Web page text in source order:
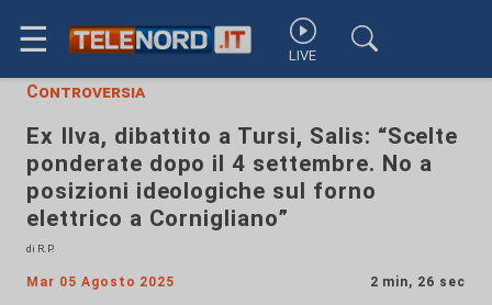
☰ LIVE
Controversia
Ex Ilva, dibattito a Tursi, Salis: “Scelte
ponderate dopo il 4 settembre. No a
posizioni ideologiche sul forno
elettrico a Cornigliano”
di R.P.
Mar 05 Agosto 2025 2 min, 26 sec